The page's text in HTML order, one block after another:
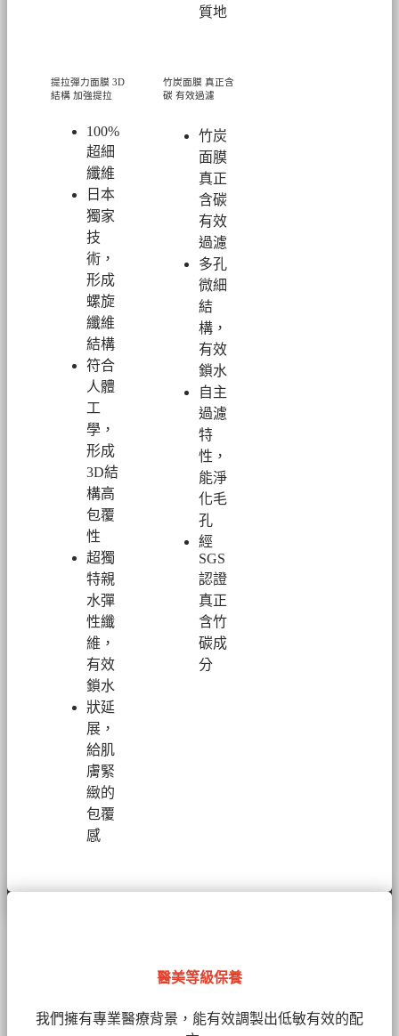
質地
提拉彈力面膜 3D
結構 加強提拉
100%
超細
纖維
日本
獨家
技
術，
形成
螺旋
纖維
結構
符合
人體
工
學，
形成
3D結
構高
包覆
性
超獨
特親
水彈
性纖
維，
有效
鎖水
狀延
展，
給肌
膚緊
緻的
包覆
感
竹炭面膜 真正含
碳 有效過濾
竹炭
面膜
真正
含碳
有效
過濾
多孔
微細
結
構，
有效
鎖水
自主
過濾
特
性，
能淨
化毛
孔
經
SGS
認證
真正
含竹
碳成
分
醫美等級保養
我們擁有專業醫療背景，能有效調製出低敏有效的配